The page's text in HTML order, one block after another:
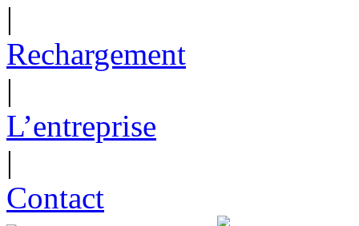
|
Rechargement
|
L’entreprise
|
Contact